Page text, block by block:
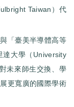
Taiwan）代
「臺美半導體高等
達大學（University
未來師生交換、學
更寬廣的國際學術